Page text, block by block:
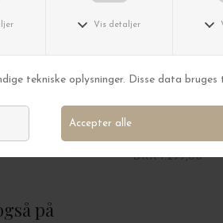
DKK 1.299,00
på